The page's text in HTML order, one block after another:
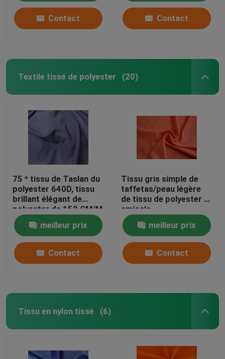
Contact Contact
Textile tissé de polyester (20)
75 * tissu de Taslan du
polyester 640D, tissu
brillant élégant de
polyester de 150 GM/M
meilleur prix
Contact
Tissu gris simple de
taffetas/peau légère
de tissu de polyester -
amicale
meilleur prix
Contact
Tissu en nylon tissé (6)